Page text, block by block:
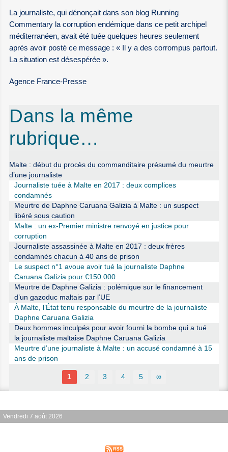
La journaliste, qui dénonçait dans son blog Running
Commentary la corruption endémique dans ce petit archipel
méditerranéen, avait été tuée quelques heures seulement
après avoir posté ce message : « Il y a des corrompus partout.
La situation est désespérée ».
Agence France-Presse
Dans la même
rubrique…
Malte : début du procès du commanditaire présumé du meurtre
d’une journaliste
Journaliste tuée à Malte en 2017 : deux complices
condamnés
Meurtre de Daphne Caruana Galizia à Malte : un suspect
libéré sous caution
Malte : un ex-Premier ministre renvoyé en justice pour
corruption
Journaliste assassinée à Malte en 2017 : deux frères
condamnés chacun à 40 ans de prison
Le suspect n°1 avoue avoir tué la journaliste Daphne
Caruana Galizia pour €150.000
Meurtre de Daphne Galizia : polémique sur le financement
d’un gazoduc maltais par l’UE
À Malte, l’État tenu responsable du meurtre de la journaliste
Daphne Caruana Galizia
Deux hommes inculpés pour avoir fourni la bombe qui a tué
la journaliste maltaise Daphne Caruana Galizia
Meurtre d’une journaliste à Malte : un accusé condamné à 15
ans de prison
1 2 3 4 5 ∞
Vendredi 7 août 2026